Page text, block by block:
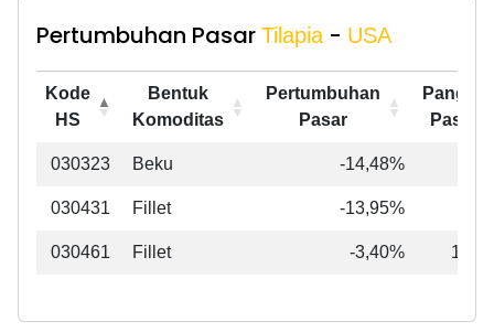
Pertumbuhan Pasar Tilapia- USA
Kode
HS
Bentuk
Komoditas
Pertumbuhan
Pasar
Pangsa
Pasar
Kode
Bentuk
Pertumbuhan
030323 Beku -14,48%
030431 Fillet -13,95%
030461 Fillet -3,40%